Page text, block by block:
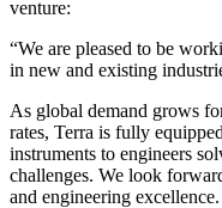
venture:
“We are pleased to be
in new and existing
As global demand grows
rates, Terra is fully
instruments to engineers
challenges. We look
and engineering excellence.